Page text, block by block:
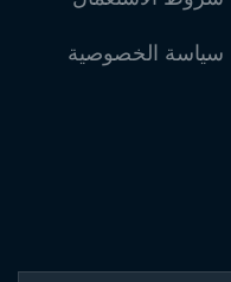
سياسة الخصوصية